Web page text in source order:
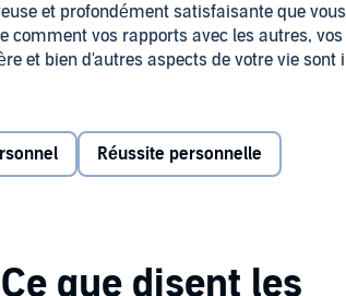
et profondément satisfaisante que
comment vos rapports avec les autres,
et bien d'autres aspects de votre vie
spatiotemporelle. En outre, vous
de la vie. C'est un droit acquis à la
vous montrera comment atteindre
titre, le fichier PDF qui l'accompagne
ADA Audio - SGNT média inc. (P)2009
Réussite personnelle